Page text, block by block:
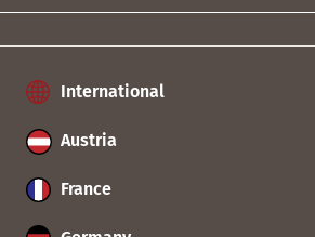
International
Austria
France